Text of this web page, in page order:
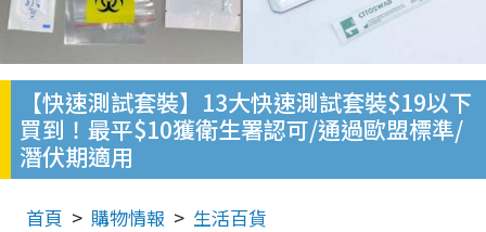
【快速測試套裝】13大快速測試套裝$19以下
買到！最平$10獲衛生署認可/通過歐盟標準/
潛伏期適用
首頁 購物情報 生活百貨